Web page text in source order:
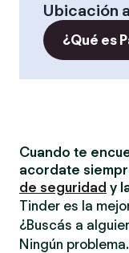
Ubicación
¿Qué es
Cuando te
acordate
de seguridad y
Tinder es la
¿Buscás a
Ningún